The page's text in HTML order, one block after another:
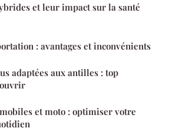
et leur impact sur la santé
: avantages et inconvénients
adaptées aux antilles : top
et moto : optimiser votre